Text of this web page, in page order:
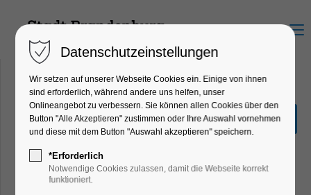
Menu
Sonderausstellung "Hin &
Weg"
Ausstellung, Kinder, Jugend, Kunst,
Mitmach-Aktion
Datenschutzeinstellungen
Wir setzen auf unserer Webseite Cookies ein. Einige von ihnen
sind erforderlich, während andere uns helfen, unser
Onlineangebot zu verbessern. Sie können allen Cookies über den
Button "Alle Akzeptieren" zustimmen oder Ihre Auswahl vornehmen
und diese mit dem Button "Auswahl akzeptieren" speichern.
*Erforderlich
Notwendige Cookies zulassen, damit die Webseite korrekt
funktioniert.